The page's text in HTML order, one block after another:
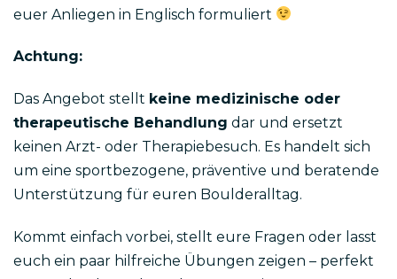
euer Anliegen in Englisch formuliert
Achtung:
Das Angebot stellt keine medizinische oder
therapeutische Behandlung dar und ersetzt
keinen Arzt- oder Therapiebesuch. Es handelt sich
um eine sportbezogene, präventive und beratende
Unterstützung für euren Boulderalltag.
Kommt einfach vorbei, stellt eure Fragen oder lasst
euch ein paar hilfreiche Übungen zeigen – perfekt